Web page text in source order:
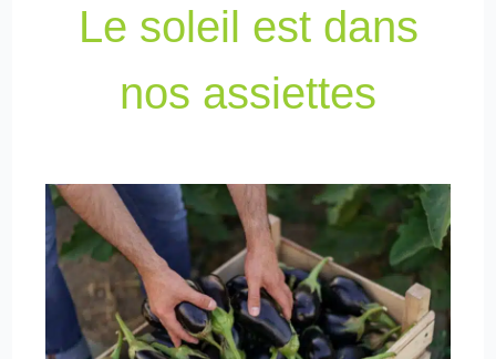
Le soleil est dans
nos assiettes